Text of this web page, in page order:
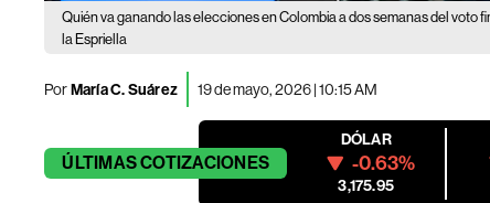
Quién va ganando las elecciones en Colombia a dos semanas del voto
la Espriella
PorMaría C. Suárez 19 de mayo, 2026 | 10:15 AM
ÚLTIMASCOTIZACIONES
DÓLAR
-0.63%
3,175.95